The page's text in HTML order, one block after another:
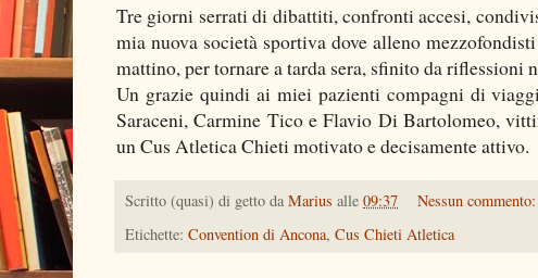
Tre giorni serrati di dibattiti, confronti accesi,
mia nuova società sportiva dove alleno
mattino, per tornare a tarda sera, sfinito da riflessioni
Un grazie quindi ai miei pazienti compagni di
Saraceni, Carmine Tico e Flavio Di Bartolomeo,
un Cus Atletica Chieti motivato e decisamente attivo.
Scritto (quasi) di getto da Marius alle 09:37
Nessun commento:
Etichette: Convention di Ancona, Cus Chieti Atletica